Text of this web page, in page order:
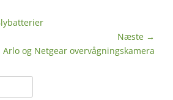
Næste →
og Netgear overvågningskamera